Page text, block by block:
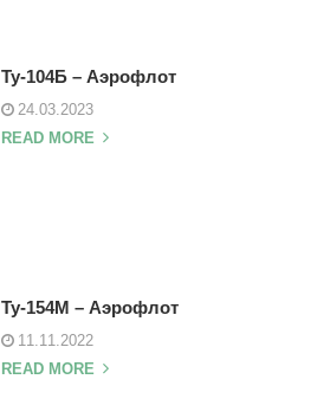
Ту-104Б – Аэрофлот
24.03.2023
READ MORE
Ту-154М – Аэрофлот
11.11.2022
READ MORE